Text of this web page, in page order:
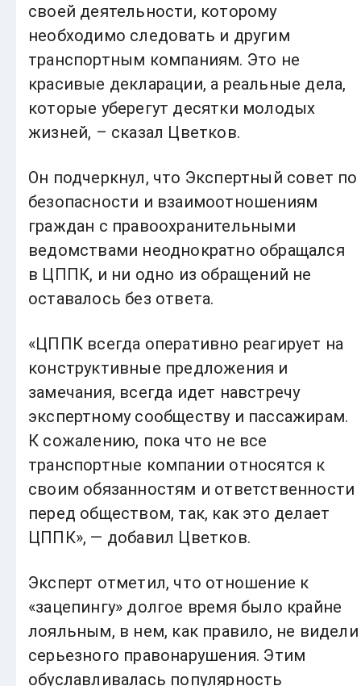
своей деятельности, которому
необходимо следовать и другим
транспортным компаниям. Это не
красивые декларации, а реальные дела,
которые уберегут десятки молодых
жизней, – сказал Цветков.
Он подчеркнул, что Экспертный совет по
безопасности и взаимоотношениям
граждан с правоохранительными
ведомствами неоднократно обращался
в ЦППК, и ни одно из обращений не
оставалось без ответа.
«ЦППК всегда оперативно реагирует на
конструктивные предложения и
замечания, всегда идет навстречу
экспертному сообществу и пассажирам.
К сожалению, пока что не все
транспортные компании относятся к
своим обязанностям и ответственности
перед обществом, так, как это делает
ЦППК», — добавил Цветков.
Эксперт отметил, что отношение к
«зацепингу» долгое время было крайне
лояльным, в нем, как правило, не видели
серьезного правонарушения. Этим
обуславливалась популярность